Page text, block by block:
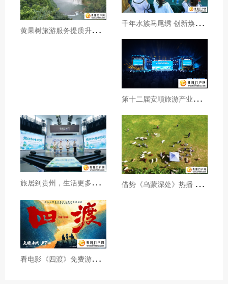
黄
果树旅游服务提质升级暖心护航游客行程 千
年水族马尾绣 创新焕发新生机
第
十二届安顺旅游产业发展大会开幕
旅
居到贵州，生活更多彩！贵旅集团2026年夏季产品推介会在沪举行 借
势《乌蒙深处》热播 黔西市推动影视流量变游客“留量”
看
电影《四渡》免费游贵州A级景区、领500元票根消费券